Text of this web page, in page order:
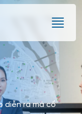
diễn ra mà cổ